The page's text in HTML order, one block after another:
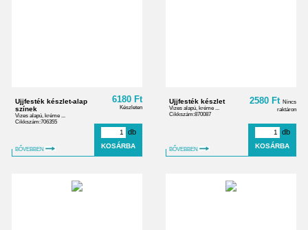
Ujjfesték készlet-alap
színek
Vizes alapú, kréme ...
Cikkszám:706355
BŐVEBBEN
6180 Ft
Készleten
db
Ujjfesték készlet
Vizes alapú, kréme ...
Cikkszám:870087
BŐVEBBEN
2580 Ft Nincs
raktáron
db